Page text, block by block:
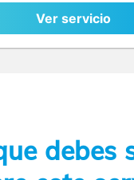
Ver servicio
debes